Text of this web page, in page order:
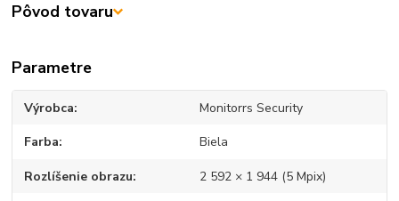
Pôvod tovaru
Parametre
Výrobca Monitorrs Security
Farba Biela
Rozlíšenie obrazu 2 592 × 1 944 (5 Mpix)